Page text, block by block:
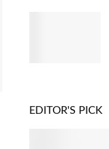
EDITOR'S PICK